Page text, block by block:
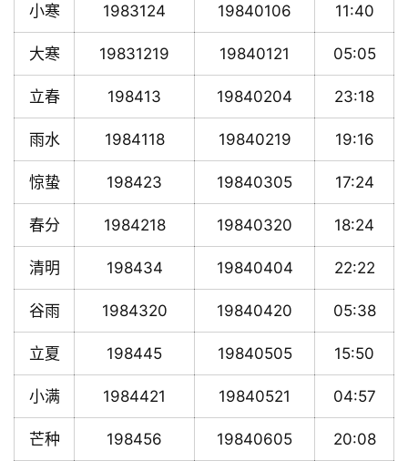
小寒 1983124 19840106 11:40
大寒 19831219 19840121 05:05
立春 198413 19840204 23:18
雨水 1984118 19840219 19:16
惊蛰 198423 19840305 17:24
春分 1984218 19840320 18:24
清明 198434 19840404 22:22
谷雨 1984320 19840420 05:38
立夏 198445 19840505 15:50
小满 1984421 19840521 04:57
芒种 198456 19840605 20:08